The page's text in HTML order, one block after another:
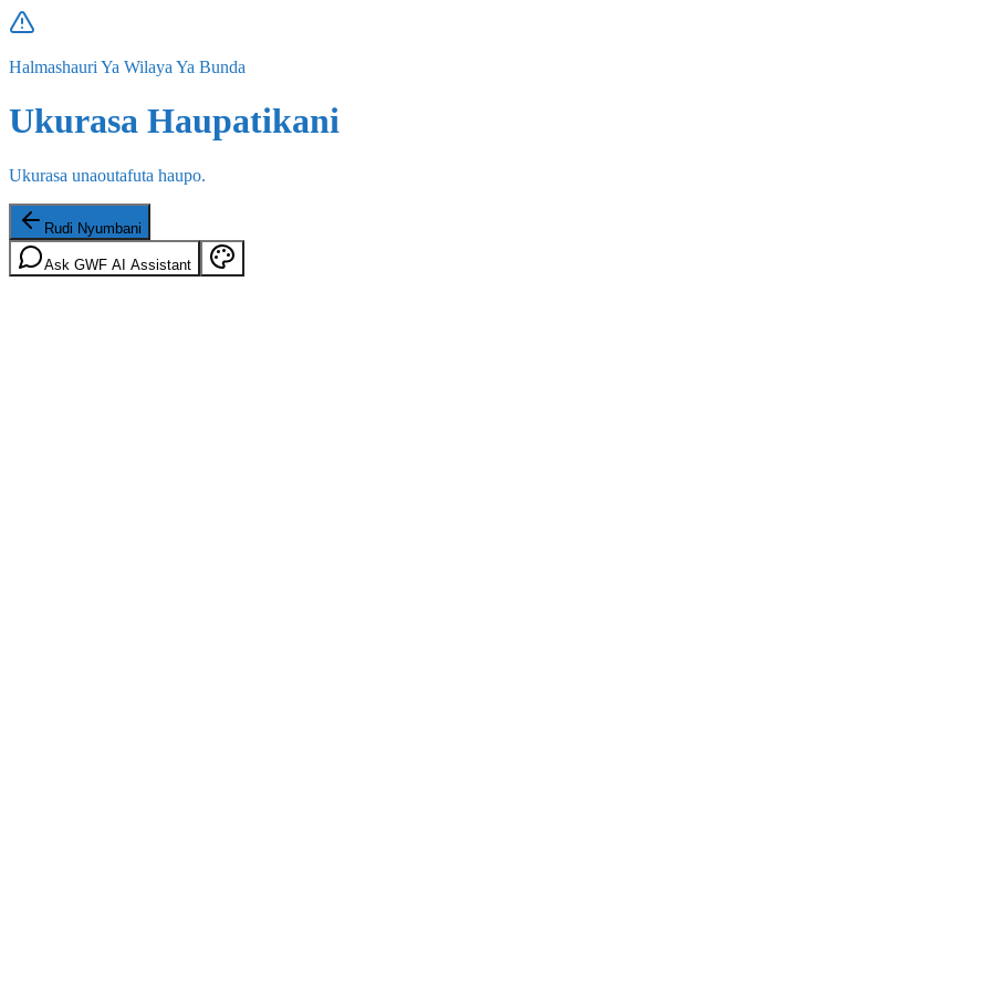
Halmashauri Ya Wilaya Ya Bunda
Ukurasa Haupatikani
Ukurasa unaoutafuta haupo.
Rudi Nyumbani
Ask GWF AI Assistant